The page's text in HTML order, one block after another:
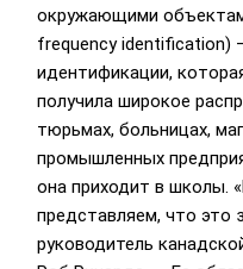
окружающими
frequency identification)
идентификации,
получила широкое
тюрьмах, больницах,
промышленных
она приходит в школы.
представляем, что это
руководитель